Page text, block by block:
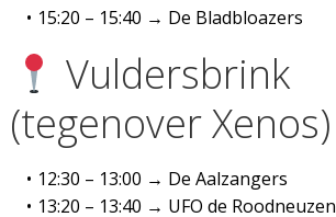
15:20 – 15:40 → De Bladbloazers
Vuldersbrink
(tegenover Xenos)
12:30 – 13:00 → De Aalzangers
13:20 – 13:40 → UFO de Roodneuzen